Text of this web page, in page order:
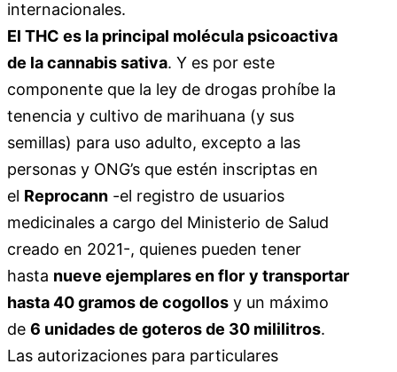
internacionales.
El THC es la principal molécula psicoactiva
de la cannabis sativa. Y es por este
componente que la ley de drogas prohíbe la
tenencia y cultivo de marihuana (y sus
semillas) para uso adulto, excepto a las
personas y ONG’s que estén inscriptas en
el Reprocann -el registro de usuarios
medicinales a cargo del Ministerio de Salud
creado en 2021-, quienes pueden tener
hasta nueve ejemplares en flor y transportar
hasta 40 gramos de cogollos y un máximo
de 6 unidades de goteros de 30 mililitros.
Las autorizaciones para particulares